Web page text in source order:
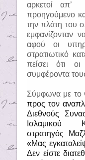
αρκετοί απ’
προηγούμενο
την πλάτη του
εμφανίζονταν
αφού οι
στρατιωτικό
πείσει ότι
συμφέροντα
Σύμφωνα με το
προς τον
Διεθνούς
Ισλαμικού
στρατηγός
«Μας
Δεν είστε